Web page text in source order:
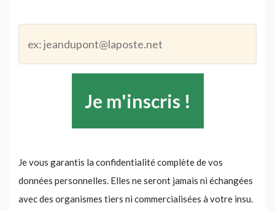
Je vous garantis la confidentialité complète de vos
données personnelles. Elles ne seront jamais ni échangées
avec des organismes tiers ni commercialisées à votre insu.